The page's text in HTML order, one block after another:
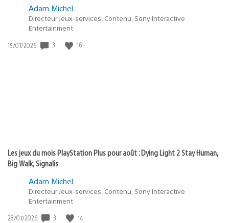
Adam Michel
Directeur Jeux-services, Contenu, Sony Interactive
Entertainment
Date
15/07/2026 3 16
Les jeux du mois PlayStation Plus pour août : Dying Light 2 Stay Human,
Big Walk, Signalis
Adam Michel
Directeur Jeux-services, Contenu, Sony Interactive
Entertainment
Date
28/07/2026 3 14